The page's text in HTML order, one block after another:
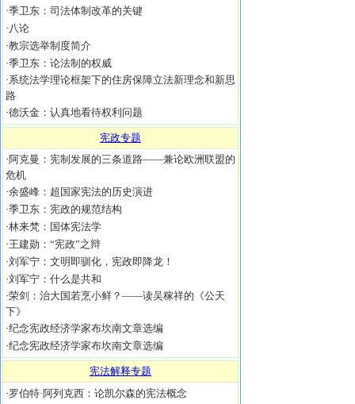
·季卫东：司法体制改革的关键
·八论
·教宗选举制度简介
·季卫东：论法制的权威
·系统法学理论框架下的住房保障立法新理念和新思
路
·德沃金：认真地看待权利问题
宪政专题
·阿克曼：宪制发展的三条道路——兼论欧洲联盟的
危机
·余盛峰：超国家宪法的历史演进
·季卫东：宪政的规范结构
·林来梵：国体宪法学
·王建勋：“宪政”之辩
·刘军宁：文明即驯化，宪政即降龙！
·刘军宁：什么是共和
·荣剑：治大国若烹小鲜？——读吴稼祥的《公天
下》
·纪念宪政经济学家布坎南文章选编
·纪念宪政经济学家布坎南文章选编
宪法解释专题
·罗伯特·阿列克西：论凯尔森的宪法概念